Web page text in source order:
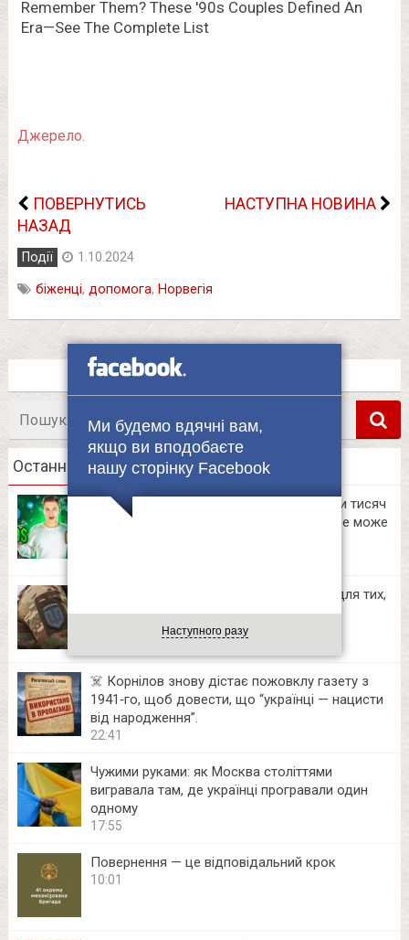
Джерело.
ПОВЕРНУТИСЬ
НАЗАД
НАСТУПНА НОВИНА
Події 1.10.2024
біженці, допомога, Норвегія
Останні новини
Українські блогери заробляють десятки тисяч
на приватних Telegram-каналах. Тепер це може
«Едельвейс» чекає. Контракт 18–24 — для тих,
хто готовий діяти. 🇺🇦
☠️ Корнілов знову дістає пожовклу газету з
1941‑го, щоб довести, що “українці — нацисти
від народження”.
22:41
Чужими руками: як Москва століттями
вигравала там, де українці програвали один
одному
17:55
Повернення — це відповідальний крок
10:01
Ми будемо вдячні вам,
якщо ви вподобаєте
нашу сторінку Facebook
Наступного разу